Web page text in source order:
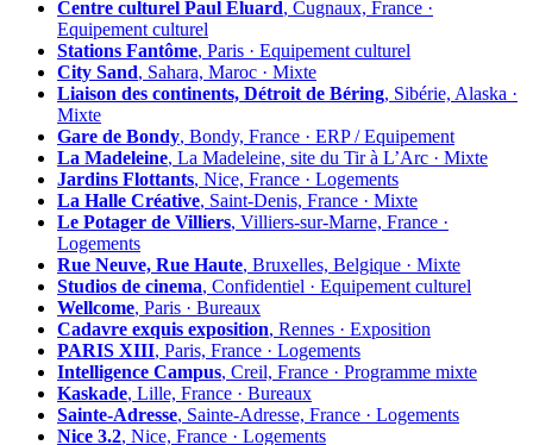
Centre culturel Paul Éluard, Cugnaux, France ·
Equipement culturel
Stations Fantôme, Paris · Equipement culturel
City Sand, Sahara, Maroc · Mixte
Liaison des continents, Détroit de Béring, Sibérie, Alaska ·
Mixte
Gare de Bondy, Bondy, France · ERP / Equipement
La Madeleine, La Madeleine, site du Tir à L’Arc · Mixte
Jardins Flottants, Nice, France · Logements
La Halle Créative, Saint-Denis, France · Mixte
Le Potager de Villiers, Villiers-sur-Marne, France ·
Logements
Rue Neuve, Rue Haute, Bruxelles, Belgique · Mixte
Studios de cinema, Confidentiel · Equipement culturel
Wellcome, Paris · Bureaux
Cadavre exquis exposition, Rennes · Exposition
PARIS XIII, Paris, France · Logements
Intelligence Campus, Creil, France · Programme mixte
Kaskade, Lille, France · Bureaux
Sainte-Adresse, Sainte-Adresse, France · Logements
Nice 3.2, Nice, France · Logements